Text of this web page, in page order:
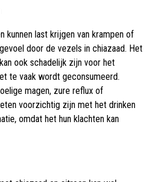
kunnen last krijgen van krampen of
door de vezels in chiazaad. Het
ook schadelijk zijn voor het
te vaak wordt geconsumeerd.
magen, zure reflux of
voorzichtig zijn met het drinken
omdat het hun klachten kan